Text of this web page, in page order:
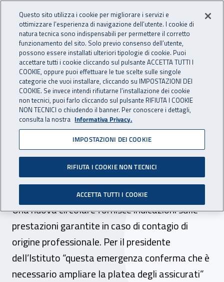
INAIL - Istituto Nazionale
Apri cerca
Navigazione principale
Navigazione - Ti trovi in:
Home Inail comunica News
03 aprile 2020
Covid-19, Bettoni: “Piena
tutela Inail per tutti i casi di
infezione sul lavoro”
Una nuova circolare fornisce indicazioni sulle
prestazioni garantite in caso di contagio di
origine professionale. Per il presidente
dell’Istituto “questa emergenza conferma che è
necessario ampliare la platea degli assicurati”
Questo sito utilizza i cookie per migliorare i servizi e
ottimizzare l’esperienza di navigazione dell’utente. I cookie di
natura tecnica sono indispensabili per permettere il corretto
funzionamento del sito. Solo previo consenso dell’utente,
possono essere installati ulteriori tipologie di cookie. Puoi
accettare tutti i cookie cliccando sul pulsante ACCETTA TUTTI I
COOKIE, oppure puoi effettuare le tue scelte sulle singole
categorie che vuoi installare, cliccando su IMPOSTAZIONI DEI
COOKIE. Se invece intendi rifiutarne l’installazione dei cookie
non tecnici, puoi farlo cliccando sul pulsante RIFIUTA I COOKIE
NON TECNICI o chiudendo il banner. Per conoscere i dettagli,
consulta la nostra Informativa Privacy.
IMPOSTAZIONI DEI COOKIE
RIFIUTA I COOKIE NON TECNICI
ACCETTA TUTTI I COOKIE